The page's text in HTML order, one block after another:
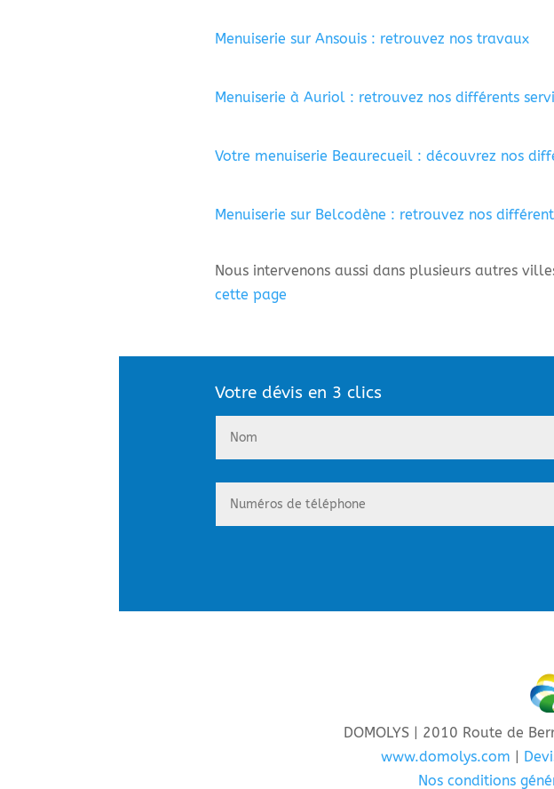
Menuiserie sur Ansouis : retrouvez nos travaux
Menuiserie à Auriol : retrouvez nos différents
Votre menuiserie Beaurecueil : découvrez nos
Menuiserie sur Belcodène : retrouvez nos
Nous intervenons aussi dans plusieurs autres
cette page
Votre dévis en 3 clics
DOMOLYS | 2010 Route de
www.domolys.com |
Nos conditions